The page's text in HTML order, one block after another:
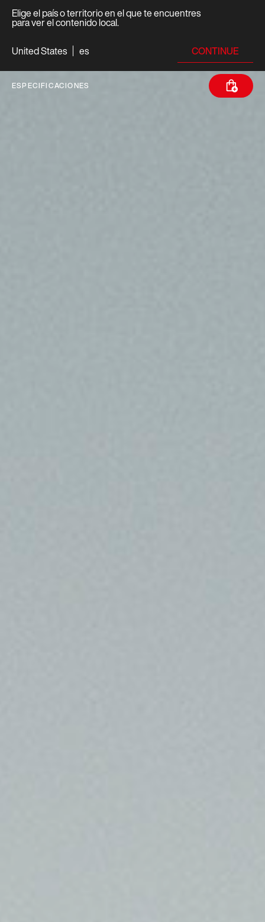
Elige el país o territorio en el que te encuentres
para ver el contenido local.
United States
es CONTINUE
ESPECIFICACIONES